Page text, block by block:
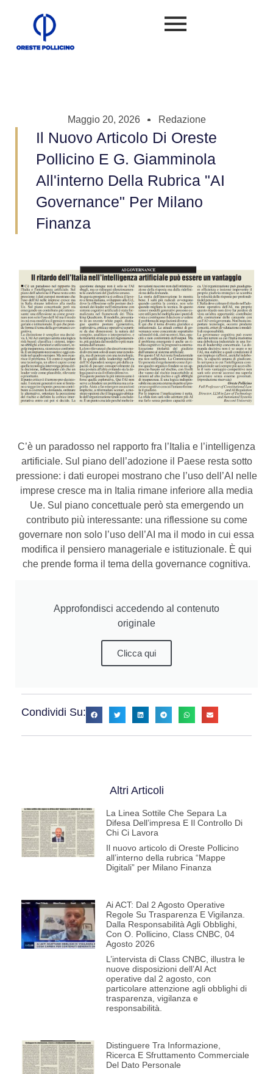
Maggio 20, 2026 Redazione
Il Nuovo Articolo Di Oreste
Pollicino E G. Giamminola
All'interno Della Rubrica "AI
Governance" Per Milano
Finanza
C’è un paradosso nel rapporto fra l’Italia e l’intelligenza
artificiale. Sul piano dell’adozione il Paese resta sotto
pressione: i dati europei mostrano che l’uso dell’AI nelle
imprese cresce ma in Italia rimane inferiore alla media
Ue. Sul piano concettuale però sta emergendo un
contributo più interessante: una riflessione su come
governare non solo l’uso dell’AI ma il modo in cui essa
modifica il pensiero manageriale e istituzionale. È qui
che prende forma il tema della governance cognitiva.
Approfondisci accedendo al contenuto
originale
Clicca qui
Condividi Su:
Altri Articoli
La Linea Sottile Che Separa La
Difesa Dell’impresa E Il Controllo Di
Chi Ci Lavora
Il nuovo articolo di Oreste Pollicino
all’interno della rubrica “Mappe
Digitali” per Milano Finanza
Ai ACT: Dal 2 Agosto Operative
Regole Su Trasparenza E Vigilanza.
Dalla Responsabilità Agli Obblighi,
Con O. Pollicino, Class CNBC, 04
Agosto 2026
L’intervista di Class CNBC, illustra le
nuove disposizioni dell’AI Act
operative dal 2 agosto, con
particolare attenzione agli obblighi di
trasparenza, vigilanza e
responsabilità.
Distinguere Tra Informazione,
Ricerca E Sfruttamento Commerciale
Del Dato Personale